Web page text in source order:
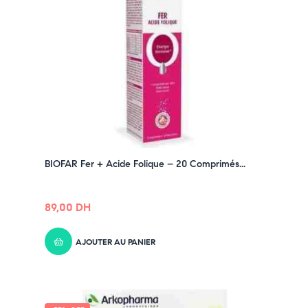
BIOFAR Fer + Acide Folique – 20 Comprimés...
89,00 DH
AJOUTER AU PANIER